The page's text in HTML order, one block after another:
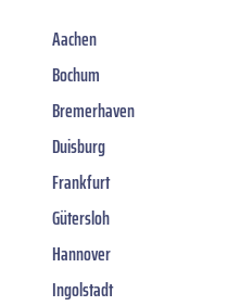
Aachen
Bochum
Bremerhaven
Duisburg
Frankfurt
Gütersloh
Hannover
Ingolstadt